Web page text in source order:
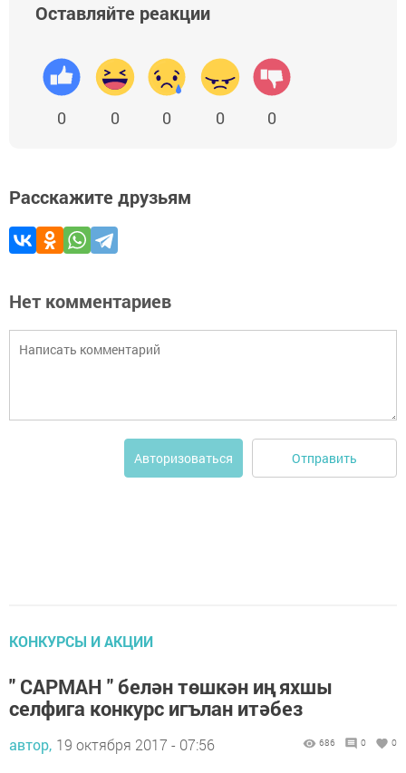
Оставляйте реакции
0 0 0 0 0
Расскажите друзьям
Нет комментариев
Авторизоваться Отправить
КОНКУРСЫ И АКЦИИ
" САРМАН " белән төшкән иң яхшы
селфига конкурс игълан итәбез
автор, 19 октября 2017 - 07:56 686 0 0